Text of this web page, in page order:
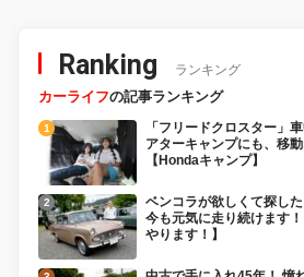
Ranking ランキング
カーライフの記事ランキング
「フリードクロスター」
アターキャンプにも、移
【Hondaキャンプ】
ベンコラが欲しくて探し
今も元気に走り続けます
やります！】